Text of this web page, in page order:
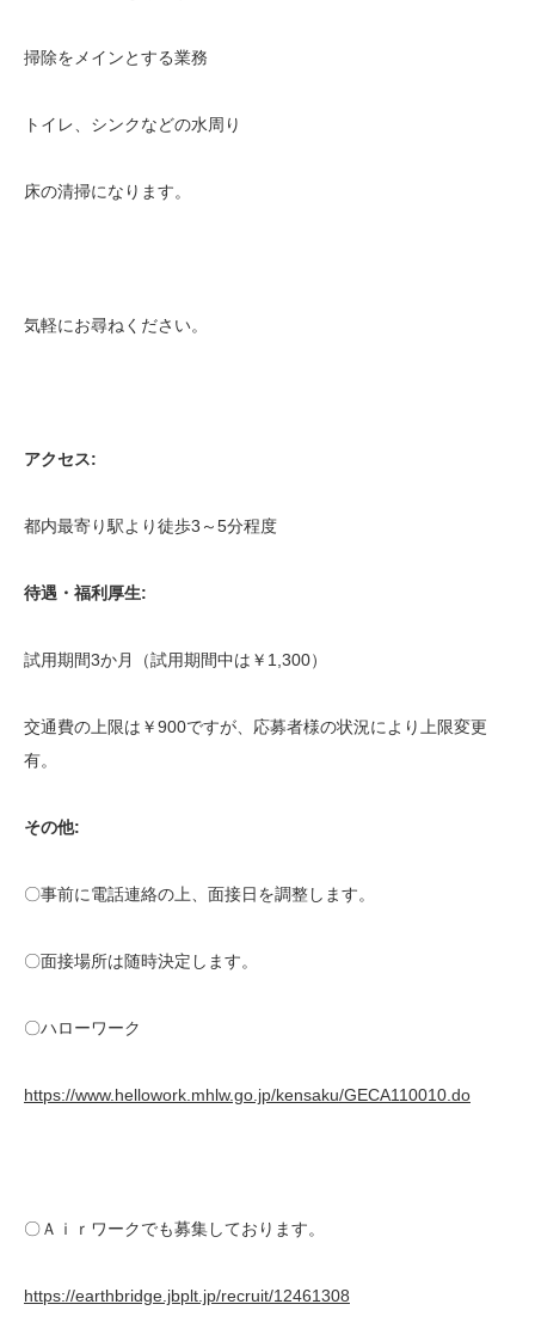
掃除をメインとする業務
トイレ、シンクなどの水周り
床の清掃になります。
気軽にお尋ねください。
アクセス:
都内最寄り駅より徒歩3～5分程度
待遇・福利厚生:
試用期間3か月（試用期間中は￥1,300）
交通費の上限は￥900ですが、応募者様の状況により上限変更
有。
その他:
〇事前に電話連絡の上、面接日を調整します。
〇面接場所は随時決定します。
〇ハローワーク
https://www.hellowork.mhlw.go.jp/kensaku/GECA110010.do
〇Ａｉｒワークでも募集しております。
https://earthbridge.jbplt.jp/recruit/12461308